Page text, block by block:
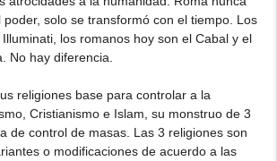
poder, solo se transformó con el tiempo. Los
los romanos hoy son el Cabal y el
No hay diferencia.
religiones base para controlar a la
Cristianismo e Islam, su monstruo de 3
de control de masas. Las 3 religiones son
o modificaciones de acuerdo a las